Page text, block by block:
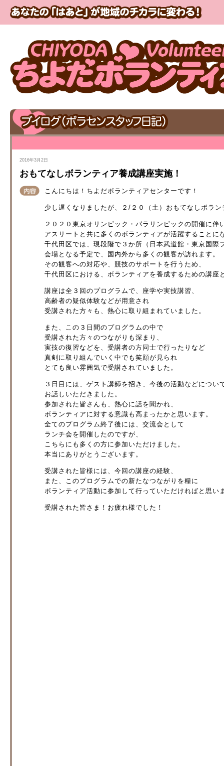
2016年3月2日
おもてなしボランティア養成講座実施！
こんにちは！ちよだボランティアセンターです！
少し遅くなりましたが、２/２０（土）おもてなしボラ
２０２０東京オリンピック・パラリンピックの開催に伴
アスリートと共に多くのボランティアが活躍することに
千代田区では、現段階で３か所（日本武道館・東京国際
会場となる予定で、国内外から多くの観客が訪れます。
その観客への対応や、競技のサポートを行うため、
千代田区における、ボランティアを養成するための講座
講座は全３回のプログラムで、座学や実技講習、
高齢者の疑似体験などが用意され
受講された方々も、熱心に取り組まれていました。
また、この３日間のプログラムの中で
受講された方々のつながりも深まり、
実技の復習などを、受講者の方同士で行ったりなど
真剣に取り組んでいく中でも笑顔が見られ
とても良い雰囲気で受講されていました。
３日目には、ゲスト講師を招き、今後の活動などについ
お話しいただきました。
参加された皆さんも、熱心に話を聞かれ、
ボランティアに対する意識も高まったかと思います。
全てのプログラム終了後には、交流会として
ランチ会を開催したのですが、
こちらにも多くの方に参加いただけました。
本当にありがとうございます。
受講された皆様には、今回の講座の経験、
また、このプログラムでの新たなつながりを糧に
ボランティア活動に参加して行っていただければと思い
受講された皆さま！お疲れ様でした！